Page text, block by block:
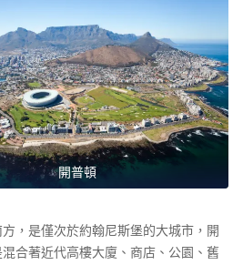
開普頓
，是僅次於約翰尼斯堡的大城市，開
合著近代高樓大廈、商店、公園、舊